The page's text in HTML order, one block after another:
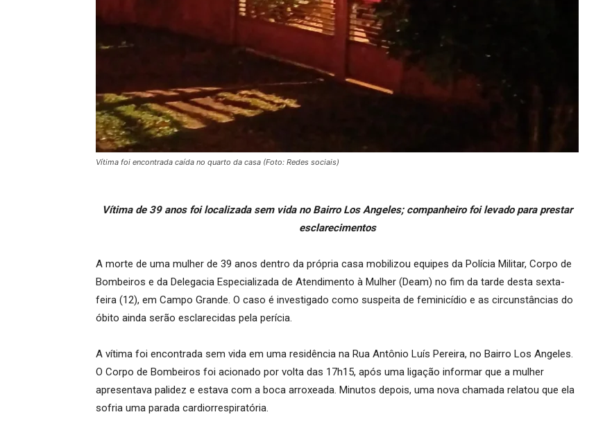
Vítima foi encontrada caída no quarto da casa (Foto: Redes sociais)
Vítima de 39 anos foi localizada sem vida no Bairro Los Angeles; companheiro foi levado para prestar
esclarecimentos
A morte de uma mulher de 39 anos dentro da própria casa mobilizou equipes da Polícia Militar, Corpo de
Bombeiros e da Delegacia Especializada de Atendimento à Mulher (Deam) no fim da tarde desta sexta-
feira (12), em Campo Grande. O caso é investigado como suspeita de feminicídio e as circunstâncias do
óbito ainda serão esclarecidas pela perícia.
A vítima foi encontrada sem vida em uma residência na Rua Antônio Luís Pereira, no Bairro Los Angeles.
O Corpo de Bombeiros foi acionado por volta das 17h15, após uma ligação informar que a mulher
apresentava palidez e estava com a boca arroxeada. Minutos depois, uma nova chamada relatou que ela
sofria uma parada cardiorrespiratória.